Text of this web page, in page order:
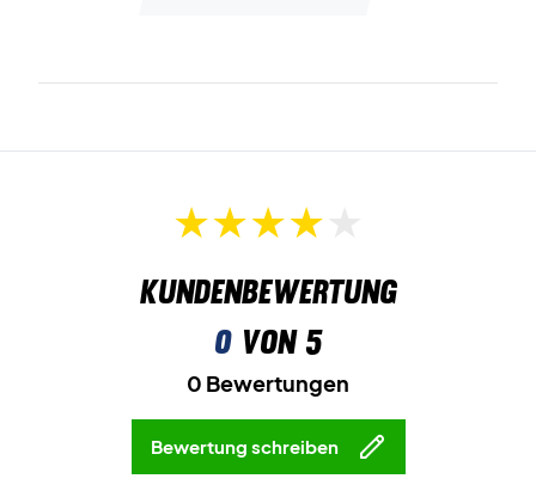
Kundenbewertung
0von 5
0 Bewertungen
Bewertung schreiben